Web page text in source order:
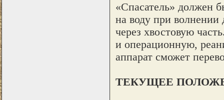
«Спасатель» должен
на воду при
через хвостовую
и операционную,
аппарат сможет
ТЕКУЩЕЕ